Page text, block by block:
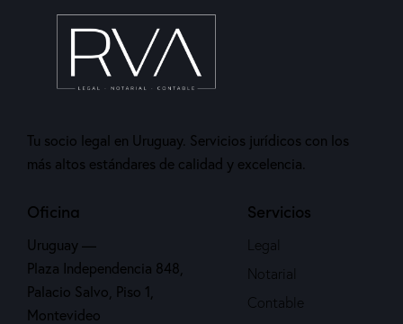
Tu socio legal en Uruguay. Servicios jurídicos con los
más altos estándares de calidad y excelencia.
Oficina
Uruguay —
Plaza Independencia 848,
Palacio Salvo, Piso 1,
Montevideo
Servicios
Legal
Notarial
Contable